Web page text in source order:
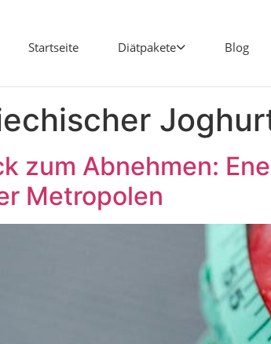
Startseite Diätpakete Blog
zum Abnehmen:
Metropolen